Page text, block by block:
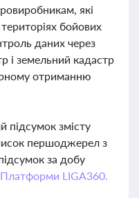
які
бойових
даних через
і земельний кадастр
отриманню
змісту
першоджерел з
за добу
Платформи LIGA360.